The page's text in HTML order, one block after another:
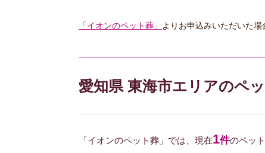
「イオンのペット葬」 よりお申込みいただいた場
愛知県 東海市エリアのペ
「イオンのペット葬」では、現在1件のペッ